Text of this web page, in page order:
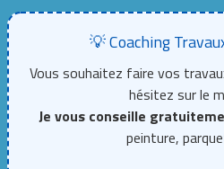
💡 Coaching
Vous souhaitez faire vos
hésitez sur le
Je vous conseille
peinture,